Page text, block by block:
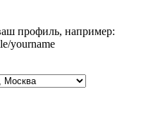
профиль, например:
yourname